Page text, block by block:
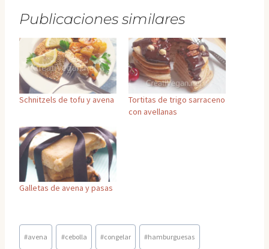
Publicaciones similares
Schnitzels de tofu y avena
Tortitas de trigo sarraceno
con avellanas
Galletas de avena y pasas
Etiquetas
#avena #cebolla #congelar #hamburguesas